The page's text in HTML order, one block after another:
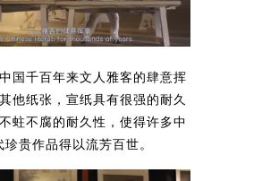
国千百年来文人雅客的肆意挥
他纸张，宣纸具有很强的耐久
蛀不腐的耐久性，使得许多中
珍贵作品得以流芳百世。